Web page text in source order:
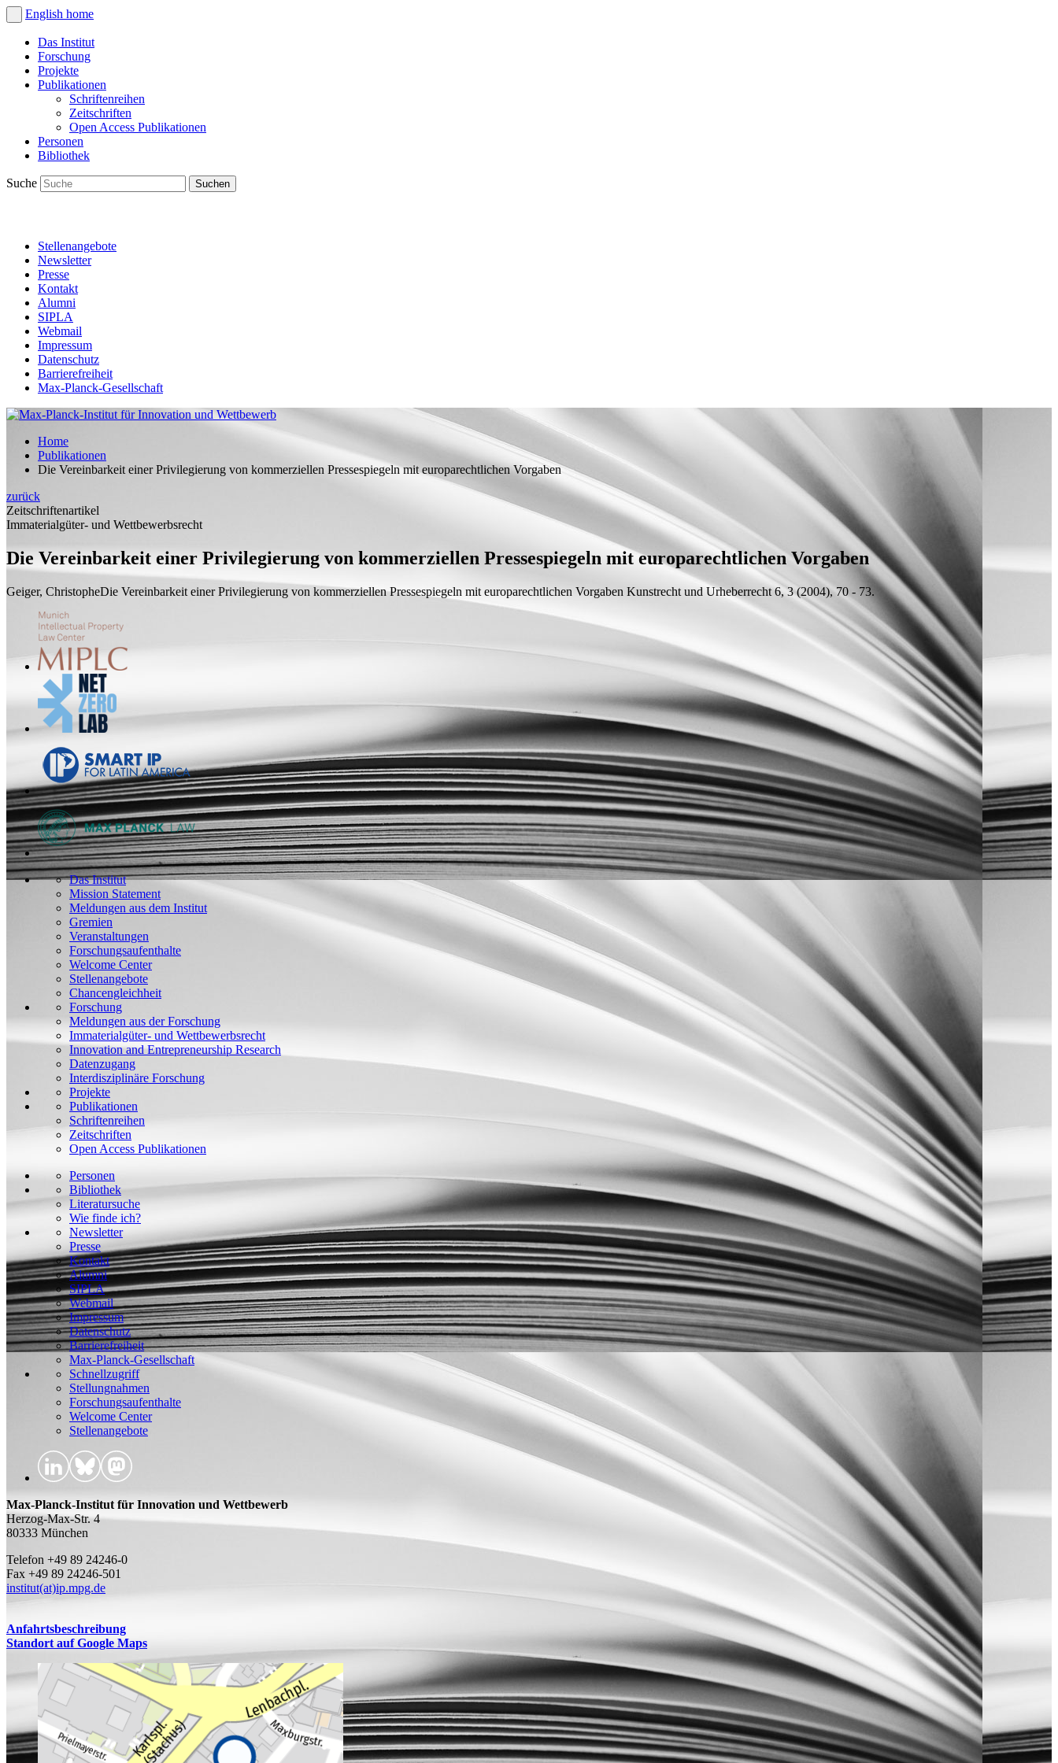
English home
Das Institut
Forschung
Projekte
Publikationen
Schriftenreihen
Zeitschriften
Open Access Publikationen
Personen
Bibliothek
Suche
Stellenangebote
Newsletter
Presse
Kontakt
Alumni
SIPLA
Webmail
Impressum
Datenschutz
Barrierefreiheit
Max-Planck-Gesellschaft
Home
Publikationen
Die Vereinbarkeit einer Privilegierung von kommerziellen Pressespiegeln mit europarechtlichen Vorgaben
zurück
Zeitschriftenartikel
Immaterialgüter- und Wettbewerbsrecht
Die Vereinbarkeit einer Privilegierung von kommerziellen Pressespiegeln mit europarechtlichen Vorgaben
Geiger, ChristopheDie Vereinbarkeit einer Privilegierung von kommerziellen Pressespiegeln mit europarechtlichen Vorgaben Kunstrecht und Urheberrecht 6, 3 (2004), 70 - 73.
Das Institut
Mission Statement
Meldungen aus dem Institut
Gremien
Veranstaltungen
Forschungsaufenthalte
Welcome Center
Stellenangebote
Chancengleichheit
Forschung
Meldungen aus der Forschung
Immaterialgüter- und Wettbewerbsrecht
Innovation and Entrepreneurship Research
Datenzugang
Interdisziplinäre Forschung
Projekte
Publikationen
Schriftenreihen
Zeitschriften
Open Access Publikationen
Personen
Bibliothek
Literatursuche
Wie finde ich?
Newsletter
Presse
Kontakt
Alumni
SIPLA
Webmail
Impressum
Datenschutz
Barrierefreiheit
Max-Planck-Gesellschaft
Schnellzugriff
Stellungnahmen
Forschungsaufenthalte
Welcome Center
Stellenangebote
Max-Planck-Institut für Innovation und Wettbewerb
Herzog-Max-Str. 4
80333 München
Telefon +49 89 24246-0
Fax +49 89 24246-501
institut(at)ip.mpg.de
Anfahrtsbeschreibung
Standort auf Google Maps